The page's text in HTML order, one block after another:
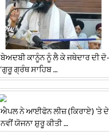
ਬੇਅਦਬੀ ਕਾਨੂੰਨ ਨੂੰ ਲੈ ਕੇ ਜਥੇਦਾਰ ਦੀ
‘ਗੁਰੂ ਗ੍ਰੰਥ ਸਾਹਿਬ ...
ਐਪਲ ਨੇ ਆਈਫੋਨ ਲੀਜ਼ (ਕਿਰਾਏ) ’ਤੇ
ਨਵੀਂ ਯੋਜਨਾ ਸ਼ੁਰੂ ਕੀਤੀ ...